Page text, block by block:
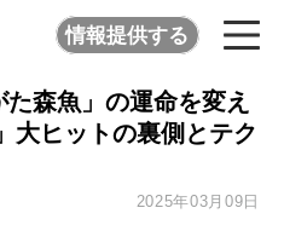
情報提供する
森魚」の運命を変え
ヒットの裏側とテク
2025年03月09日